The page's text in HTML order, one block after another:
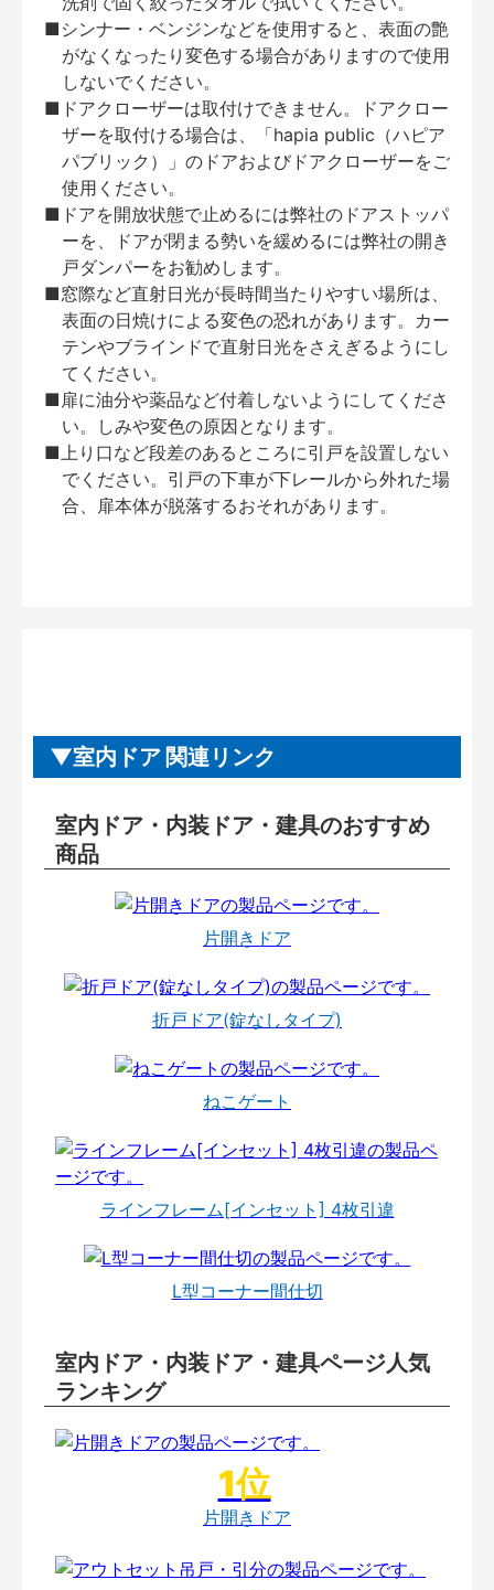
■シンナー・ベンジンなどを使用すると、表面の艶
がなくなったり変色する場合がありますので使用
しないでください。
■ドアクローザーは取付けできません。ドアクロー
ザーを取付ける場合は、「hapia public（ハピア
パブリック）」のドアおよびドアクローザーをご
使用ください。
■ドアを開放状態で止めるには弊社のドアストッパ
ーを、ドアが閉まる勢いを緩めるには弊社の開き
戸ダンパーをお勧めします。
■窓際など直射日光が長時間当たりやすい場所は、
表面の日焼けによる変色の恐れがあります。カー
テンやブラインドで直射日光をさえぎるようにし
てください。
■扉に油分や薬品など付着しないようにしてくださ
い。しみや変色の原因となります。
■上り口など段差のあるところに引戸を設置しない
でください。引戸の下車が下レールから外れた場
合、扉本体が脱落するおそれがあります。
室内ドア 関連リンク
室内ドア・内装ドア・建具のおすすめ
商品
片開きドア
折戸ドア(錠なしタイプ)
ねこゲート
ラインフレーム[インセット] 4枚引違
L型コーナー間仕切
室内ドア・内装ドア・建具ページ人気
ランキング
片開きドア